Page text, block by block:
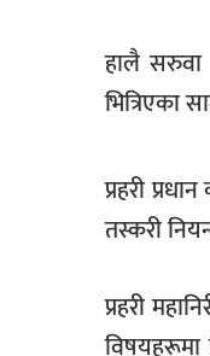
हालै सरुवा
भित्रिएका
प्रहरी
तस्करी
प्रहरी
विषयहरूमा